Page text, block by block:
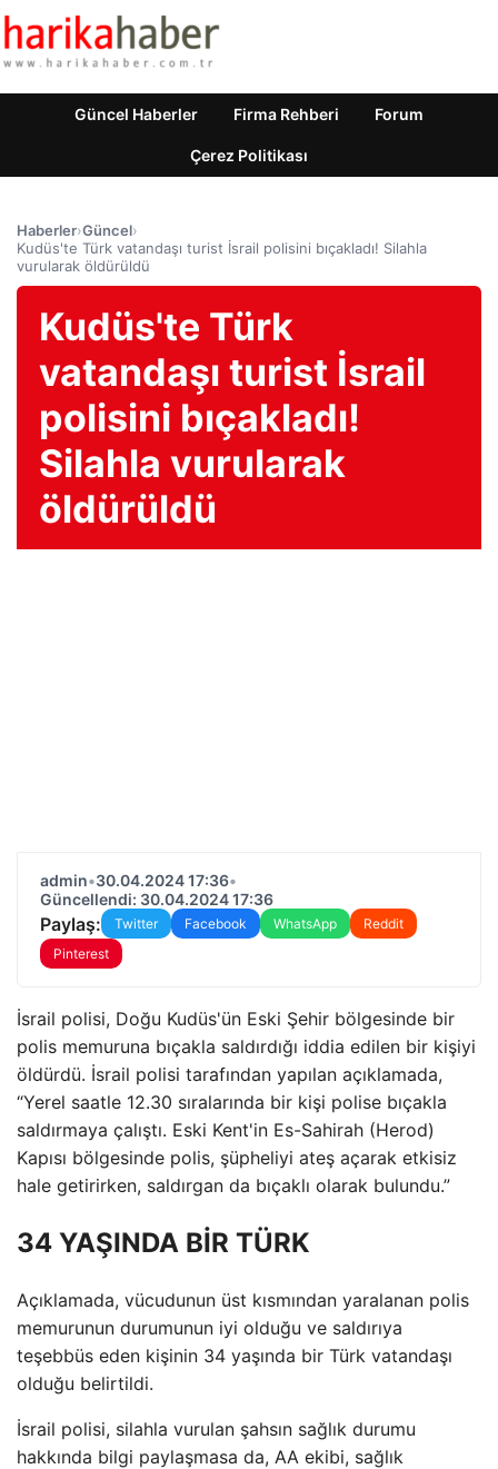
Güncel Haberler Firma Rehberi Forum
Çerez Politikası
Haberler›Güncel›
Kudüs'te Türk vatandaşı turist İsrail polisini bıçakladı! Silahla
vurularak öldürüldü
Kudüs'te Türk
vatandaşı turist İsrail
polisini bıçakladı!
Silahla vurularak
öldürüldü
admin•30.04.2024 17:36•
Güncellendi: 30.04.2024 17:36
Paylaş: Twitter Facebook WhatsApp
Reddit
Pinterest
İsrail polisi, Doğu Kudüs'ün Eski Şehir bölgesinde bir
polis memuruna bıçakla saldırdığı iddia edilen bir kişiyi
öldürdü. İsrail polisi tarafından yapılan açıklamada,
“Yerel saatle 12.30 sıralarında bir kişi polise bıçakla
saldırmaya çalıştı. Eski Kent'in Es-Sahirah (Herod)
Kapısı bölgesinde polis, şüpheliyi ateş açarak etkisiz
hale getirirken, saldırgan da bıçaklı olarak bulundu.”
34 YAŞINDA BİR TÜRK
Açıklamada, vücudunun üst kısmından yaralanan polis
memurunun durumunun iyi olduğu ve saldırıya
teşebbüs eden kişinin 34 yaşında bir Türk vatandaşı
olduğu belirtildi.
İsrail polisi, silahla vurulan şahsın sağlık durumu
hakkında bilgi paylaşmasa da, AA ekibi, sağlık